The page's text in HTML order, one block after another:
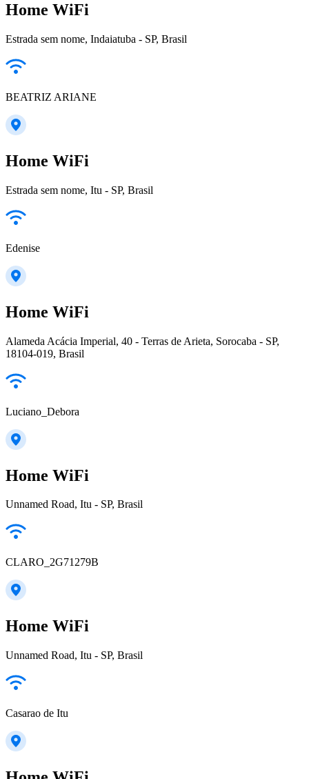
Home WiFi
Estrada sem nome, Indaiatuba - SP, Brasil
BEATRIZ ARIANE
Home WiFi
Estrada sem nome, Itu - SP, Brasil
Edenise
Home WiFi
Alameda Acácia Imperial, 40 - Terras de Arieta, Sorocaba - SP,
18104-019, Brasil
Luciano_Debora
Home WiFi
Unnamed Road, Itu - SP, Brasil
CLARO_2G71279B
Home WiFi
Unnamed Road, Itu - SP, Brasil
Casarao de Itu